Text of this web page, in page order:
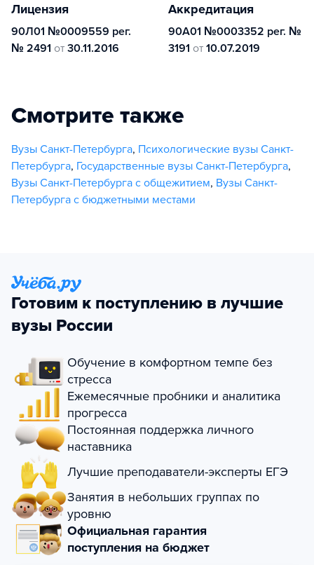
Лицензия
90Л01 №0009559 рег.
№ 2491 от 30.11.2016
Аккредитация
90А01 №0003352 рег. №
3191 от 10.07.2019
Смотрите также
Вузы Санкт-Петербурга, Психологические вузы Санкт-
Петербурга, Государственные вузы Санкт-Петербурга,
Вузы Санкт-Петербурга с общежитием, Вузы Санкт-
Петербурга с бюджетными местами
Готовим к поступлению в лучшие
вузы России
Обучение в комфортном темпе без
стресса
Ежемесячные пробники и аналитика
прогресса
Постоянная поддержка личного
наставника
Лучшие преподаватели-эксперты ЕГЭ
Занятия в небольших группах по
уровню
Официальная гарантия
поступления на бюджет